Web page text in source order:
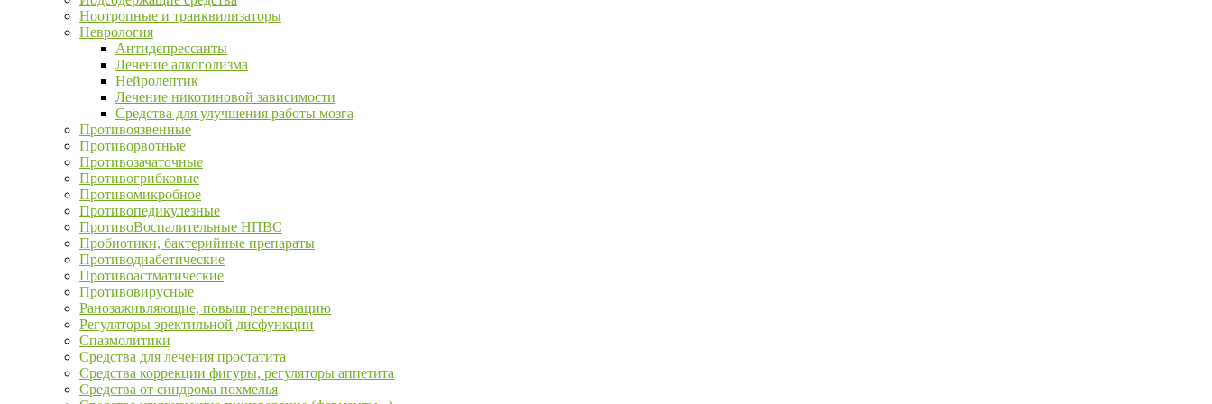
Ноотропные и транквилизаторы
Неврология
Антидепрессанты
Лечение алкоголизма
Нейролептик
Лечение никотиновой зависимости
Средства для улучшения работы мозга
Противоязвенные
Противорвотные
Противозачаточные
Противогрибковые
Противомикробное
Противопедикулезные
ПротивоВоспалительные НПВС
Пробиотики, бактерийные препараты
Противодиабетические
Противоастматические
Противовирусные
Ранозаживляющие, повыш регенерацию
Регуляторы эректильной дисфункции
Спазмолитики
Средства для лечения простатита
Средства коррекции фигуры, регуляторы аппетита
Средства от синдрома похмелья